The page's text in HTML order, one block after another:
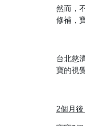
然而，
修補，
台北慈
寶的視
2個月